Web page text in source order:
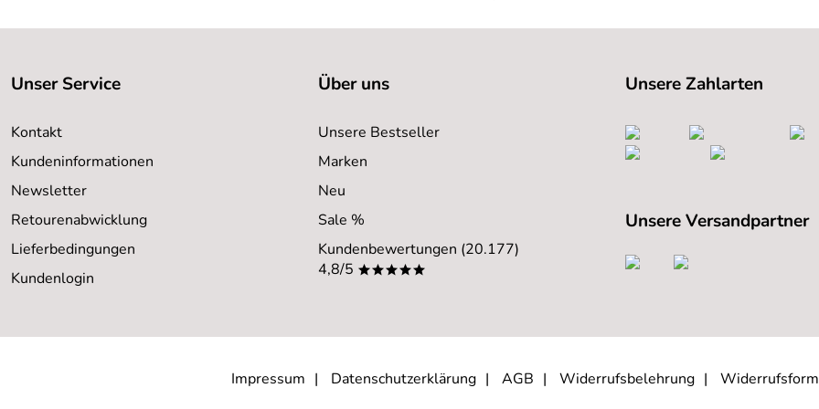
Unser Service
Kontakt
Kundeninformationen
Newsletter
Retourenabwicklung
Lieferbedingungen
Kundenlogin
Über uns
Unsere Bestseller
Marken
Neu
Sale %
Kundenbewertungen (20.177)
4,8/5 *****
Unsere Zahlarten
Unsere Versandpartner
Impressum Datenschutzerklärung AGB Widerrufsbelehrung